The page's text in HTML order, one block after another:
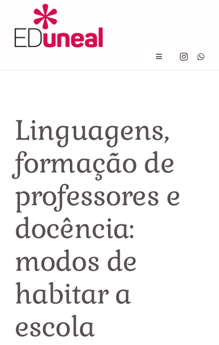
content
Toggle
Navigation
Notícias
Livros
Linguagens,
formação de
professores e
docência:
modos de
habitar a
escola